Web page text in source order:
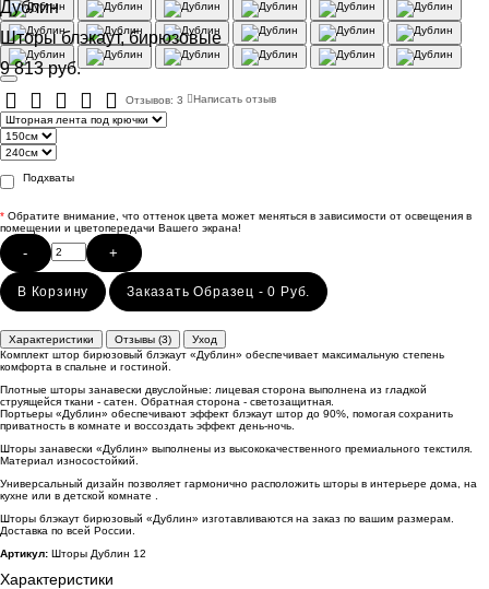
Дублин
Шторы блэкаут, бирюзовые
9 813 руб.
Отзывов: 3 Написать отзыв
Подхваты
* Обратите внимание, что оттенок цвета может меняться в зависимости от освещения в
помещении и цветопередачи Вашего экрана!
- +
В Корзину Заказать Образец - 0 Руб.
Характеристики Отзывы (3)
Уход
Комплект штор бирюзовый блэкаут «Дублин» обеспечивает максимальную степень
комфорта в спальне и гостиной.
Плотные шторы занавески двуслойные: лицевая сторона выполнена из гладкой
струящейся ткани - сатен. Обратная сторона - светозащитная.
Портьеры «Дублин» обеспечивают эффект блэкаут штор до 90%, помогая сохранить
приватность в комнате и воссоздать эффект день-ночь.
Шторы занавески «Дублин» выполнены из высококачественного премиального текстиля.
Материал износостойкий.
Универсальный дизайн позволяет гармонично расположить шторы в интерьере дома, на
кухне или в детской комнате .
Шторы блэкаут бирюзовый «Дублин» изготавливаются на заказ по вашим размерам.
Доставка по всей России.
Артикул: Шторы Дублин 12
Характеристики